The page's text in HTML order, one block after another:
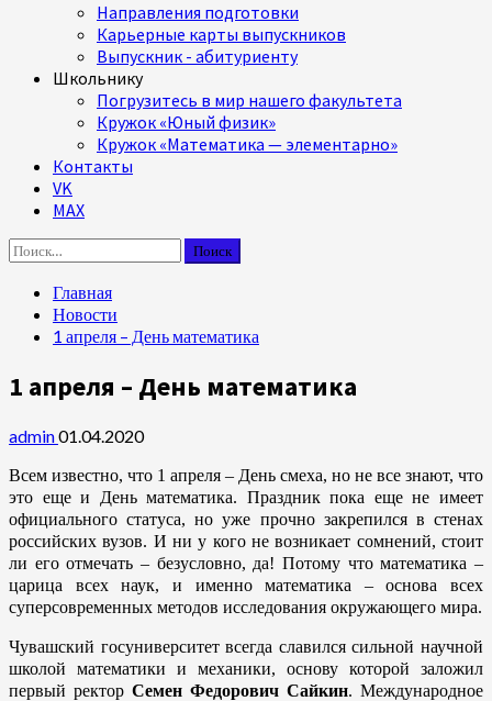
Направления подготовки
Карьерные карты выпускников
Выпускник - абитуриенту
Школьнику
Погрузитесь в мир нашего факультета
Кружок «Юный физик»
Кружок «Математика — элементарно»
Контакты
VK
MAX
Найти:
Главная
Новости
1 апреля – День математика
1 апреля – День математика
admin01.04.2020
Всем известно, что 1 апреля – День смеха, но не все знают, что
это еще и День математика. Праздник пока еще не имеет
официального статуса, но уже прочно закрепился в стенах
российских вузов. И ни у кого не возникает сомнений, стоит
ли его отмечать – безусловно, да! Потому что математика –
царица всех наук, и именно математика – основа всех
суперсовременных методов исследования окружающего мира.
Чувашский госуниверситет всегда славился сильной научной
школой математики и механики, основу которой заложил
первый ректор Семен Федорович Сайкин. Международное